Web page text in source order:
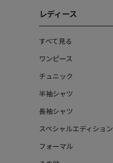
レディース
すべて見る
ワンピース
チュニック
半袖シャツ
長袖シャツ
スペシャルエディション
フォーマル